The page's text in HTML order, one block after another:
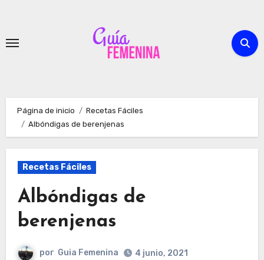
contenido
Página de inicio
Recetas Fáciles
Albóndigas de berenjenas
Recetas Fáciles
Albóndigas de
berenjenas
por Guia Femenina 4 junio, 2021